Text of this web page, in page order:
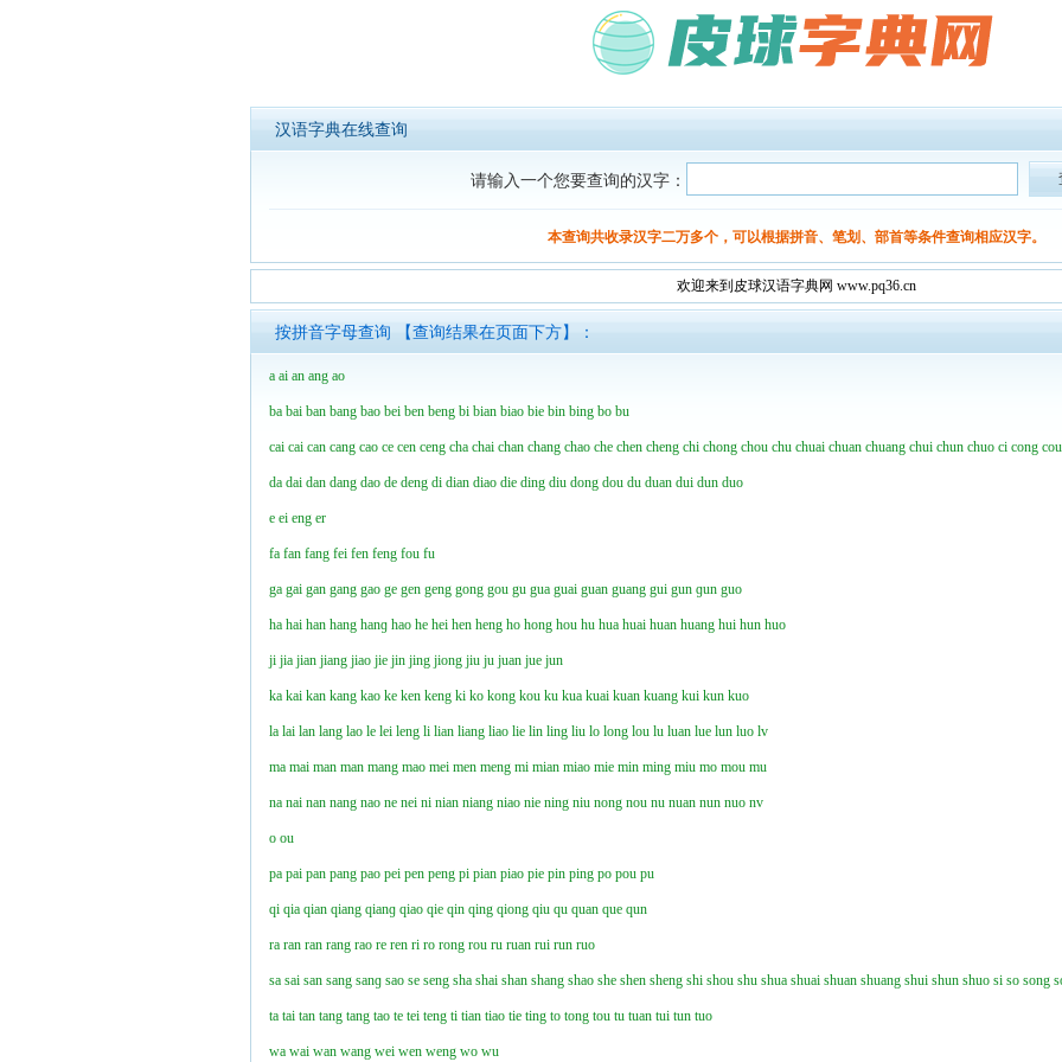
汉语字典在线查询
请输入一个您要查询的汉字：
本查询共收录汉字二万多个，可以根据拼音、笔划、部首等条件查询相应汉字。
欢迎来到皮球汉语字典网 www.pq36.cn
按拼音字母查询 【查询结果在页面下方】：
a ai an ang ao
ba bai ban bang bao bei ben beng bi bian biao bie bin bing bo bu
cai cai can cang cao ce cen ceng cha chai chan chang chao che chen cheng chi chong chou chu chuai chuan chuang chui chun chuo ci cong cou
da dai dan dang dao de deng di dian diao die ding diu dong dou du duan dui dun duo
e ei eng er
fa fan fang fei fen feng fou fu
ga gai gan gang gao ge gen geng gong gou gu gua guai guan guang gui gun ɡun guo
ha hai han hang hanɡ hao he hei hen heng ho hong hou hu hua huai huan huang hui hun huo
ji jia jian jiang jiao jie jin jing jiong jiu ju juan jue jun
ka kai kan kang kao ke ken keng ki ko kong kou ku kua kuai kuan kuang kui kun kuo
la lai lan lang lao le lei leng li lian liang liao lie lin ling liu lo long lou lu luan lue lun luo lv
ma mai man man mang mao mei men meng mi mian miao mie min ming miu mo mou mu
na nai nan nang nao ne nei ni nian niang niao nie ning niu nong nou nu nuan nun nuo nv
o ou
pa pai pan pang pao pei pen peng pi pian piao pie pin ping po pou pu
qi qia qian qiang qianɡ qiao qie qin qing qiong qiu qu quan que qun
ra ran ran rang rao re ren ri ro rong rou ru ruan rui run ruo
sa sai san sang sanɡ sao se seng sha shai shan shang shao she shen sheng shi shou shu shua shuai shuan shuang shui shun shuo si so song
ta tai tan tang tang tao te tei teng ti tian tiao tie ting to tong tou tu tuan tui tun tuo
wa wai wan wang wei wen weng wo wu